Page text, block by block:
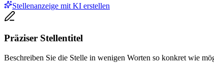
Stellenanzeige mit KI erstellen
Präziser Stellentitel
Beschreiben Sie die Stelle in wenigen Worten so konkret wie